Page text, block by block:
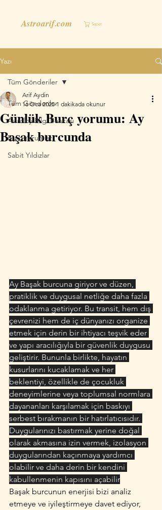
Astroarif.com Sepet
Yazı
Tüm Gönderiler
Astroloji Bilgi Bankası
Burç Yorumları
Sabit Yıldızlar
Tüm Gönderiler
Günlük Burç yorumu: Ay
Başak burcunda
Arif Aydin
16 Oca 2025 1 dakikada okunur
Ay Başak burcuna giriyor ve düzen,
pratiklik ve duygusal netliğe daha fazla
odaklanma getiriyor. Bu transit, hem dış
çevrenizi hem de iç dünyanızı organize
etmek için derin bir ihtiyacı teşvik eder
ve yapı aracılığıyla bir güvenlik duygusu
geliştirir. Bununla birlikte, hayatın
kusurlarını kucaklamak ve her
beklentiyi, özellikle de çocukluk
deneyimlerine veya toplumsal normlara
dayananları karşılamak için baskıyı
serbest bırakmanın bir hatırlatıcısıdır.
Duygularınızı bastırmak yerine doğal
olarak akmasına izin vermek, izolasyon
duygularından kaçınmaya yardımcı
olabilir ve daha derin bir kendini
kabullenmenin kapısını açabilir
Başak burcunun enerjisi bizi analiz
etmeye ve iyileştirmeye davet ediyor,